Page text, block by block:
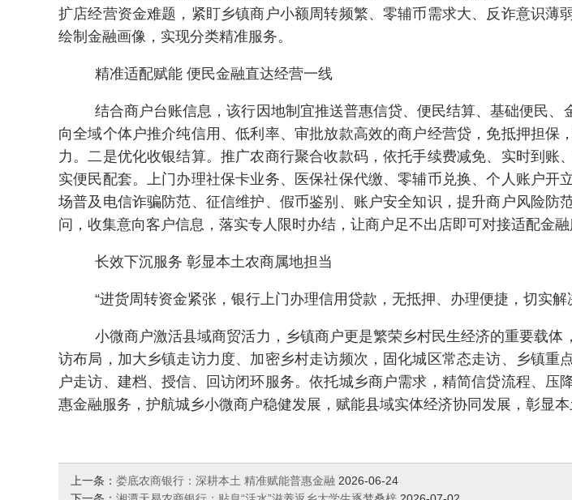
扩店经营资金难题，紧盯乡镇商户小额周转频繁、零辅币需求大、反诈意识
绘制金融画像，实现分类精准服务。
精准适配赋能 便民金融直达经营一线
结合商户台账信息，该行因地制宜推送普惠信贷、便民结算、基础便民
向全域个体户推介纯信用、低利率、审批放款高效的商户经营贷，免抵押担
力。二是优化收银结算。推广农商行聚合收款码，依托手续费减免、实时到
实便民配套。上门办理社保卡业务、医保社保代缴、零辅币兑换、个人账户
场普及电信诈骗防范、征信维护、假币鉴别、账户安全知识，提升商户风险
问，收集意向客户信息，落实专人限时办结，让商户足不出店即可对接适配金融
长效下沉服务 彰显本土农商属地担当
“进货周转资金紧张，银行上门办理信用贷款，无抵押、办理便捷，切实
小微商户激活县域商贸活力，乡镇商户更是繁荣乡村民生经济的重要载
访布局，加大乡镇走访力度、加密乡村走访频次，固化城区常态走访、乡镇
户走访、建档、授信、回访闭环服务。依托城乡商户需求，精简信贷流程、
惠金融服务，护航城乡小微商户稳健发展，赋能县域实体经济协同发展，彰显
上一条： 娄底农商银行：深耕本土 精准赋能普惠金融 2026-06-24